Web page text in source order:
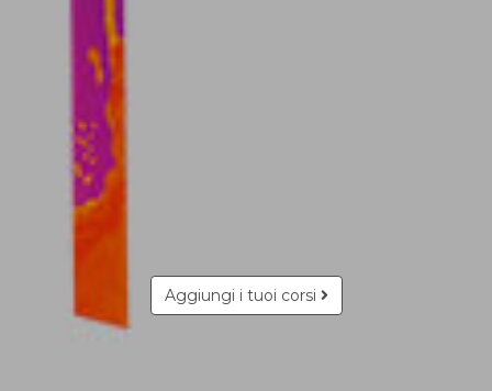
Aggiungi i tuoi corsi